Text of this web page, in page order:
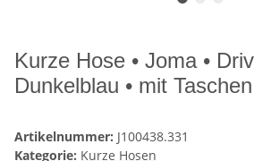
Kurze Hose • Joma •
Dunkelblau • mit Taschen
Artikelnummer: J100438.331
Kategorie: Kurze Hosen